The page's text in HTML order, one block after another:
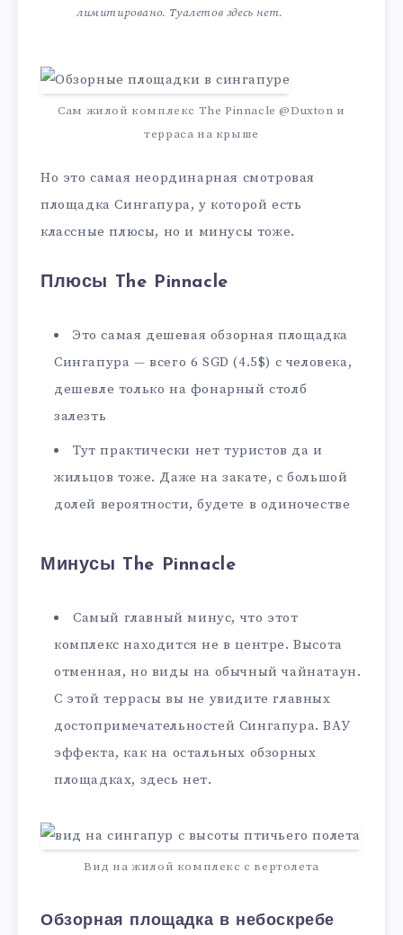
лимитировано. Туалетов здесь нет.
Сам жилой комплекс The Pinnacle @Duxton и
терраса на крыше
Но это самая неординарная смотровая
площадка Сингапура, у которой есть
классные плюсы, но и минусы тоже.
Плюсы The Pinnacle
Это самая дешевая обзорная площадка
Сингапура — всего 6 SGD (4.5$) с человека,
дешевле только на фонарный столб
залезть
Тут практически нет туристов да и
жильцов тоже. Даже на закате, с большой
долей вероятности, будете в одиночестве
Минусы The Pinnacle
Самый главный минус, что этот
комплекс находится не в центре. Высота
отменная, но виды на обычный чайнатаун.
С этой террасы вы не увидите главных
достопримечательностей Сингапура. ВАУ
эффекта, как на остальных обзорных
площадках, здесь нет.
Вид на жилой комплекс с вертолета
Обзорная площадка в небоскребе